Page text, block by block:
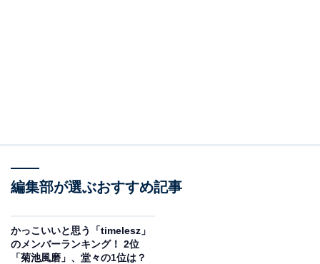
2位は原嘉孝さんです。かつて、ユニット・宇宙sixのメ
ンバーだった原さんは、オーディションで新メンバーと
編集部が選ぶおすすめ記事
かっこいいと思う「timelesz」
のメンバーランキング！ 2位
「菊池風磨」、堂々の1位は？